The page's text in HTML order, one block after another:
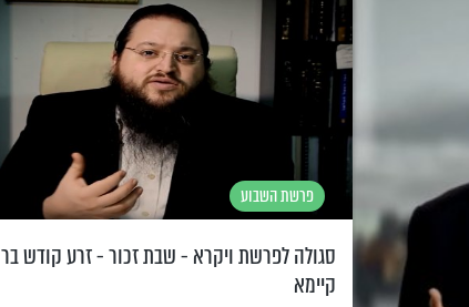
פרשת השבוע
סגולה לפרשת ויקרא - שבת זכור - זרע קודש בר
קיימא